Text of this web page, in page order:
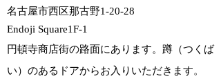
名古屋市西区那古野1-20-28
Endoji Square1F-1
円頓寺商店街の路面にあります。蹲（つくば
い）のあるドアからお入りいただきます。